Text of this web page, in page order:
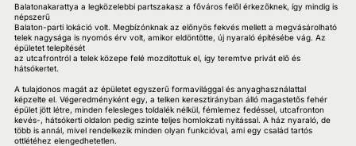
Balatonakarattya a legközelebbi partszakasz a főváros felől érkezőknek, így mindig is
népszerű
Balaton-parti lokáció volt. Megbízónknak az előnyös fekvés mellett a megvásárolható
telek nagysága is nyomós érv volt, amikor eldöntötte, új nyaraló építésébe vág. Az
épületet telepítését
az utcafrontról a telek közepe felé mozdítottuk el, így teremtve privát elő és
hátsókertet.
A tulajdonos magát az épületet egyszerű formavilággal és anyaghasználattal
képzelte el. Végeredményként egy, a telken keresztirányban álló magastetős fehér
épület jött létre, minden felesleges toldalék nélkül, fémlemez fedéssel, utcafronton
kevés-, hátsókerti oldalon pedig szinte teljes homlokzati nyitással. A ház nyaraló, de
több is annál, mivel rendelkezik minden olyan funkcióval, ami egy család tartós
ottlétéhez elengedhetetlen.